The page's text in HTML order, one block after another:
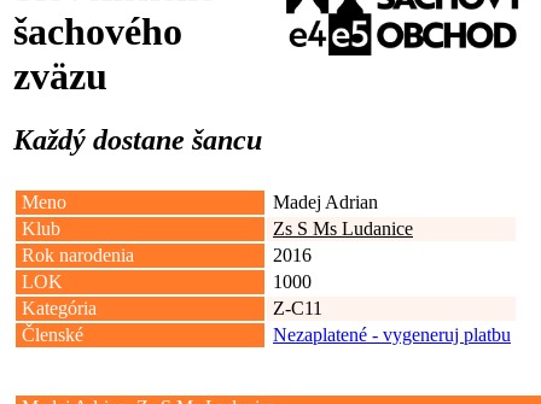
šachového
zväzu
Každý dostane šancu
Meno
Madej Adrian
Klub
Zs S Ms Ludanice
Rok narodenia
2016
LOK
1000
Kategória
Z-C11
Členské
Nezaplatené - vygeneruj platbu